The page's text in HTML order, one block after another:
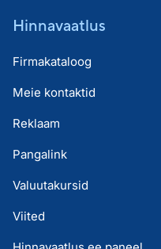
Hinnavaatlus
Firmakataloog
Meie kontaktid
Reklaam
Pangalink
Valuutakursid
Viited